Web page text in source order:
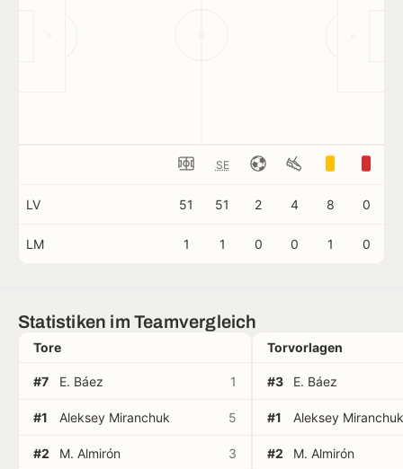
SE
LV 51 51 2 4 8 0
LM 1 1 0 0 1 0
Statistiken im Teamvergleich
Tore
#7 E. Báez 1
#1 Aleksey Miranchuk 5
#2 M. Almirón 3
Torvorlagen
#3 E. Báez
#1 Aleksey Miranchuk
#2 M. Almirón